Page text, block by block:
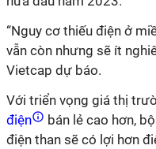
“Nguy cơ thiếu điện ở
vẫn còn nhưng sẽ ít
Vietcap dự báo.
Với triển vọng giá thị
điện
bán lẻ cao hơn,
điện than sẽ có lợi hơn